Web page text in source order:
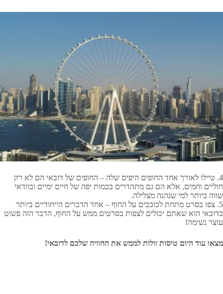
4. טיילו לאורך אחד החופים היפים שלה – החופים של דובאי הם לא רק
חוליים וחמים, אלא הם גם מתהדרים בכמות יפה של חיים ימיים ובוודאי
שווה ביותר למי שנהנה מצלילה.
5. צפו בסרט מתחת לכוכבים על החוף – אחד הדברים הייחודיים ביותר
בדובאי הוא שאתם יכולים לצפות בסרטים ממש על החוף, הדבר הזה פשוט
עוצר נשימה!
מצאו עוד היום טיסות זולות לממש את החוויה שלכם לדובאי!